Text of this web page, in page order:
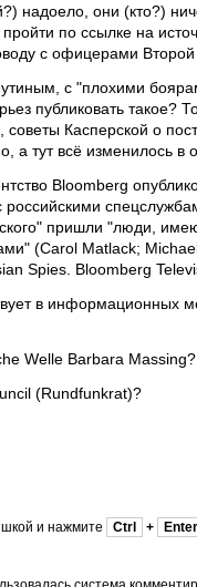
надоело, они (кто?)
по ссылке на
с офицерами
с "плохими
публиковать такое?
Касперской о
а тут всё изменилось в
Bloomberg
российскими
пришли "люди,
(Carol Matlack;
Spies. Bloomberg
в
Welle Barbara Massing?
(Rundfunkrat)?
и нажмите Ctrl + Enter